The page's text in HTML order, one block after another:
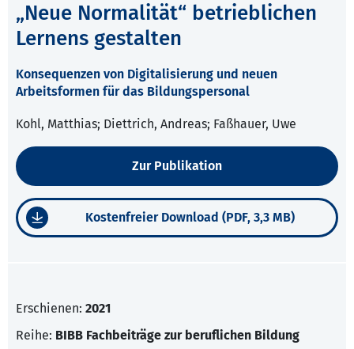
„Neue Normalität“ betrieblichen
Lernens gestalten
Konsequenzen von Digitalisierung und neuen
Arbeitsformen für das Bildungspersonal
Kohl, Matthias; Diettrich, Andreas; Faßhauer, Uwe
Zur Publikation
Kostenfreier Download (PDF, 3,3 MB)
Erschienen: 2021
Reihe: BIBB Fachbeiträge zur beruflichen Bildung